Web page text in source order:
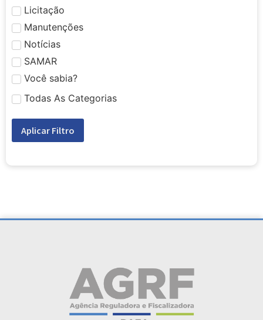
Licitação
Manutenções
Notícias
SAMAR
Você sabia?
Todas As Categorias
Aplicar Filtro